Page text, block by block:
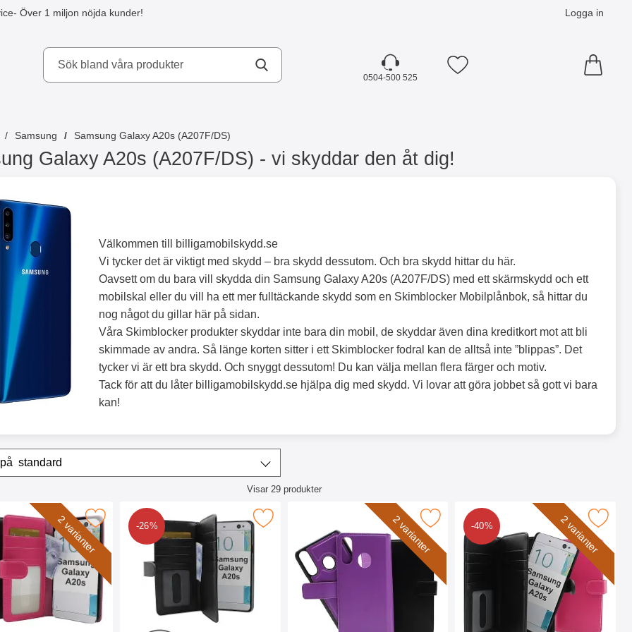
- Över 1 miljon nöjda kunder! Logga in
AB
0504-500 525
Mina favoriter
Samsung Samsung Galaxy A20s (A207F/DS)
Galaxy A20s (A207F/DS) - vi skyddar den åt dig!
Välkommen till billigamobilskydd.se
Vi tycker det är viktigt med skydd – bra skydd dessutom. Och bra skydd hittar du här.
Oavsett om du bara vill skydda din Samsung Galaxy A20s (A207F/DS) med ett skärmskydd och ett
mobilskal eller du vill ha ett mer fulltäckande skydd som en Skimblocker Mobilplånbok, så hittar du
nog något du gillar här på sidan.
Våra Skimblocker produkter skyddar inte bara din mobil, de skyddar även dina kreditkort mot att bli
skimmade av andra. Så länge korten sitter i ett Skimblocker fodral kan de alltså inte ”blippas”. Det
tycker vi är ett bra skydd. Och snyggt dessutom! Du kan välja mellan flera färger och motiv.
Tack för att du låter billigamobilskydd.se hjälpa dig med skydd. Vi lovar att göra jobbet så gott vi bara
kan!
& sortera
standard
Visar 29 produkter
2 varianter
Samsung Galaxy A20s (A207F/DS) som favorit
-26%
Makera skimblocker XL Wallet Samsung Galaxy A20s (A207F/DS) som favorit
2 varianter
Makera skimblocker Magnet Fodral Samsung Galaxy A20s (A207F/DS) som
2 varianter
-40%
Makera skimblocker XL Magnet Fodral Samsung